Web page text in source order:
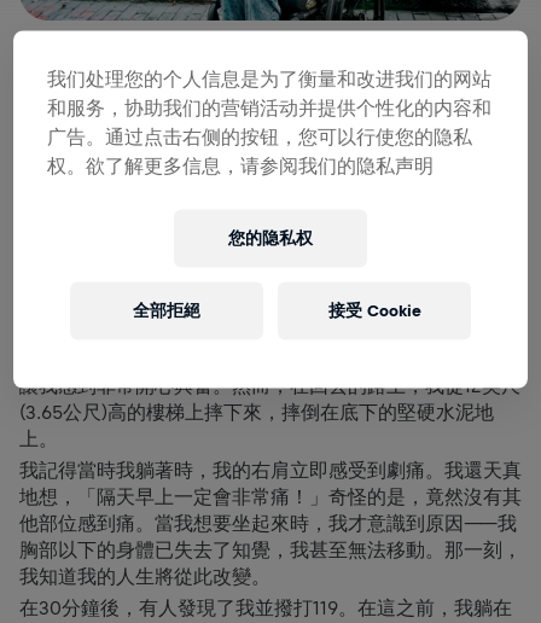
兩年前，我的人生發生了180度的轉變。有一瞬間，我感覺
我所認知的人生已經走到盡頭了，我的夢想工作也從此畫下
句點。
我的工作是協助手術室及監督患者的術後護理。
陽非常漂亮。為了取得更棒的視野並且能享受這溫暖夏
讓我感到非常開心興奮。然而，在回去的路上，我從12英尺
(3.65公尺)高的樓梯上摔下來，摔倒在底下的堅硬水泥地
上。
我記得當時我躺著時，我的右肩立即感受到劇痛。我還天真
地想，「隔天早上一定會非常痛！」奇怪的是，竟然沒有其
他部位感到痛。當我想要坐起來時，我才意識到原因——我
胸部以下的身體已失去了知覺，我甚至無法移動。那一刻，
我知道我的人生將從此改變。
在30分鐘後，有人發現了我並撥打119。在這之前，我躺在
我们处理您的个人信息是为了衡量和改进我们的网站
和服务，协助我们的营销活动并提供个性化的内容和
广告。通过点击右侧的按钮，您可以行使您的隐私
权。欲了解更多信息，请参阅我们的隐私声明
您的隐私权
全部拒絕 接受 Cookie